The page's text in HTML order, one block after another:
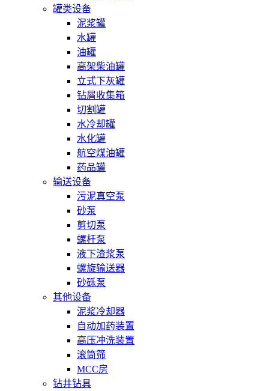
罐类设备
泥浆罐
水罐
油罐
高架柴油罐
立式下灰罐
钻屑收集箱
切割罐
水冷却罐
水化罐
航空煤油罐
药品罐
输送设备
污泥真空泵
砂泵
剪切泵
螺杆泵
液下渣浆泵
螺旋输送器
砂砾泵
其他设备
泥浆冷却器
自动加药装置
高压冲洗装置
滚筒筛
MCC房
钻井钻具